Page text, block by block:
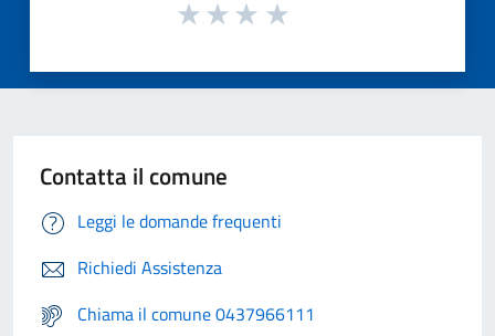
Contatta il comune
Leggi le domande frequenti
Richiedi Assistenza
Chiama il comune 0437966111